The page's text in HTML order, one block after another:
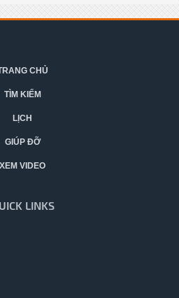
CHỦ
TÌM KIẾM
LỊCH
GIÚP ĐỠ
XEM VIDEO
LINKS